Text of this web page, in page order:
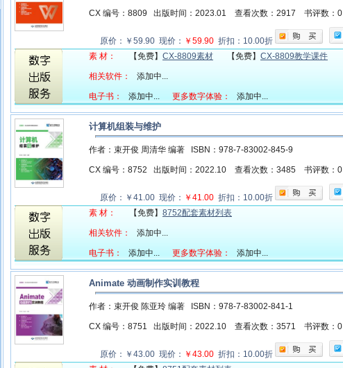
CX 编号：8809 出版时间：2023.01 查看次数：2917 书评数：0
原价：￥59.90 现价： ￥59.90 折扣：10.00折
素 材：
【免费】 CX-8809素材 【免费】 CX-8809教学课件
相关软件： 添加中...
电子书： 添加中... 更多数字体验： 添加中...
计算机组装与维护
作者：束开俊 周清华 编著 ISBN：978-7-83002-845-9
CX 编号：8752 出版时间：2022.10 查看次数：3485 书评数：0
原价：￥41.00 现价： ￥41.00 折扣：10.00折
素 材：
【免费】 8752配套素材列表
相关软件： 添加中...
电子书： 添加中... 更多数字体验： 添加中...
Animate 动画制作实训教程
作者：束开俊 陈亚玲 编著 ISBN：978-7-83002-841-1
CX 编号：8751 出版时间：2022.10 查看次数：3571 书评数：0
原价：￥43.00 现价： ￥43.00 折扣：10.00折